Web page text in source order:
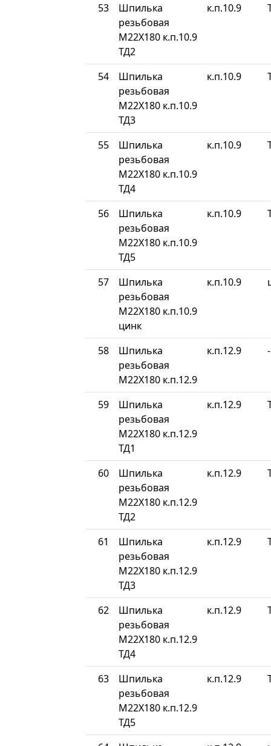
53
Шпилька
резьбовая
М22Х180 к.п.10.9
ТД2
к.п.10.9
54
Шпилька
резьбовая
М22Х180 к.п.10.9
ТД3
к.п.10.9
55
Шпилька
резьбовая
М22Х180 к.п.10.9
ТД4
к.п.10.9
56
Шпилька
резьбовая
М22Х180 к.п.10.9
ТД5
к.п.10.9
57
Шпилька
резьбовая
М22Х180 к.п.10.9
цинк
к.п.10.9
58
Шпилька
резьбовая
М22Х180 к.п.12.9
к.п.12.9 -
59
Шпилька
резьбовая
М22Х180 к.п.12.9
ТД1
к.п.12.9
60
Шпилька
резьбовая
М22Х180 к.п.12.9
ТД2
к.п.12.9
61
Шпилька
резьбовая
М22Х180 к.п.12.9
ТД3
к.п.12.9
62
Шпилька
резьбовая
М22Х180 к.п.12.9
ТД4
к.п.12.9
63
Шпилька
резьбовая
М22Х180 к.п.12.9
ТД5
к.п.12.9